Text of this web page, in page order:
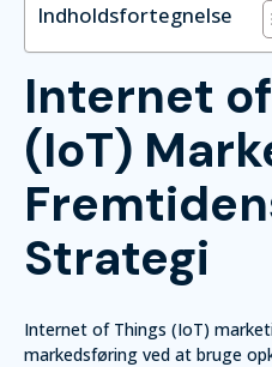
Indholdsfortegnelse
Internet
(IoT)
Strategi
Internet of Things (IoT)
markedsføring ved at bruge